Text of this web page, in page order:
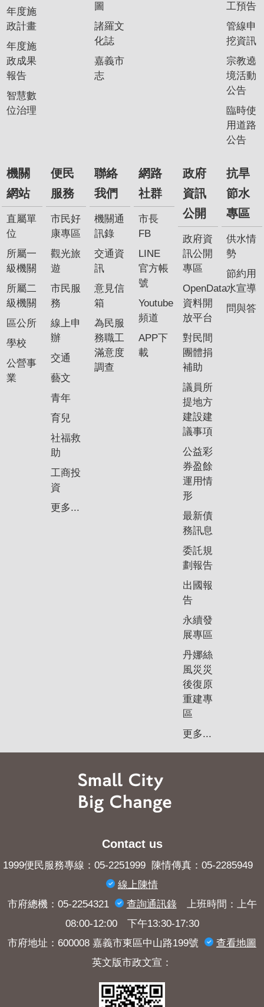
年度施
政計畫
年度施
政成果
報告
智慧數
位治理
圖
諸羅文
化誌
嘉義市
志
工預告
管線申
挖資訊
宗教遶
境活動
公告
臨時使
用道路
公告
機關
網站
直屬單
位
所屬一
級機關
所屬二
級機關
區公所
學校
公營事
業
便民
服務
市民好
康專區
觀光旅
遊
市民服
務
線上申
辦
交通
藝文
青年
育兒
社福救
助
工商投
資
更多...
聯絡
我們
機關通
訊錄
交通資
訊
意見信
箱
為民服
務職工
滿意度
調查
網路
社群
市長
FB
LINE
官方帳
號
Youtube
頻道
APP下
載
政府
資訊
公開
政府資
訊公開
專區
OpenData
資料開
放平台
對民間
團體捐
補助
議員所
提地方
建設建
議事項
公益彩
券盈餘
運用情
形
最新債
務訊息
委託規
劃報告
出國報
告
永續發
展專區
丹娜絲
風災災
後復原
重建專
區
更多...
抗旱
節水
專區
供水情
勢
節約用
水宣導
問與答
Contact us
1999便民服務專線：05-2251999 陳情傳真：05-2285949
線上陳情
市府總機：05-2254321
查詢​通訊錄上班時間：上午
08:00-12:00 下午13:30-17:30
市府地址：600008 嘉義市東區中山路199號
查看地圖
英文版市政文宣：